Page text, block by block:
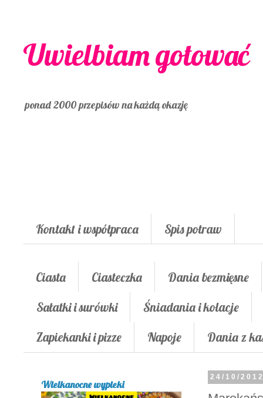
Uwielbiam gotować
ponad 2000 przepisów na każdą okazję
Kontakt i współpraca Spis potraw
Ciasta Ciasteczka
Dania bezmięsne
Sałatki i surówki
Śniadania i kolacje
Zapiekanki i pizze
Napoje Dania z
24/10/
Wielkanocne wypieki